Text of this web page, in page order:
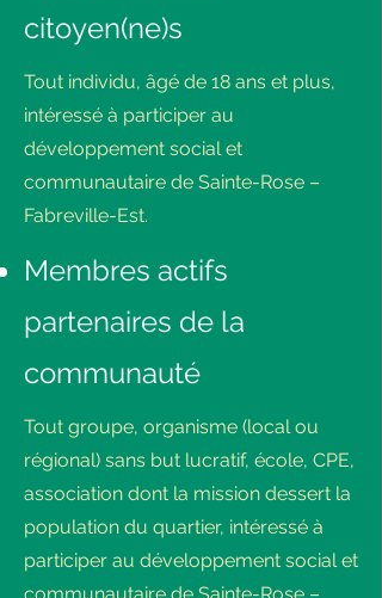
citoyen(ne)s
Tout individu, âgé de 18 ans et plus,
intéressé à participer au
développement social et
communautaire de Sainte-Rose –
Fabreville-Est.
Membres actifs
partenaires de la
communauté
Tout groupe, organisme (local ou
régional) sans but lucratif, école, CPE,
association dont la mission dessert la
population du quartier, intéressé à
participer au développement social et